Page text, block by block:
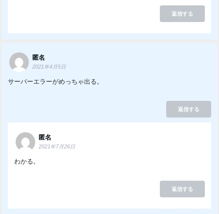
返信する
匿名
2021年4月5日
サーバーエラーがめっちゃ出る。
返信する
匿名
2021年7月26日
わかる。
返信する